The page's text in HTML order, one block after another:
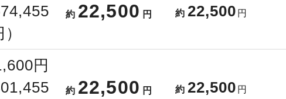
約 22,500 円 約 22,500 円
円
約 22,500 円 約 22,500 円